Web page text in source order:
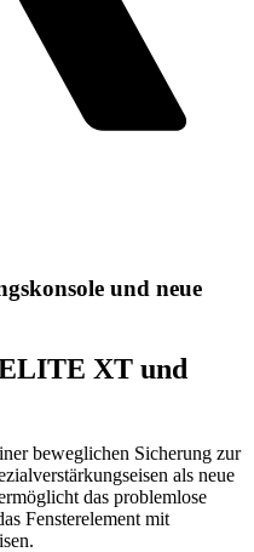
und neue
XT und
beweglichen Sicherung zur
als neue
das problemlose
Fensterelement mit